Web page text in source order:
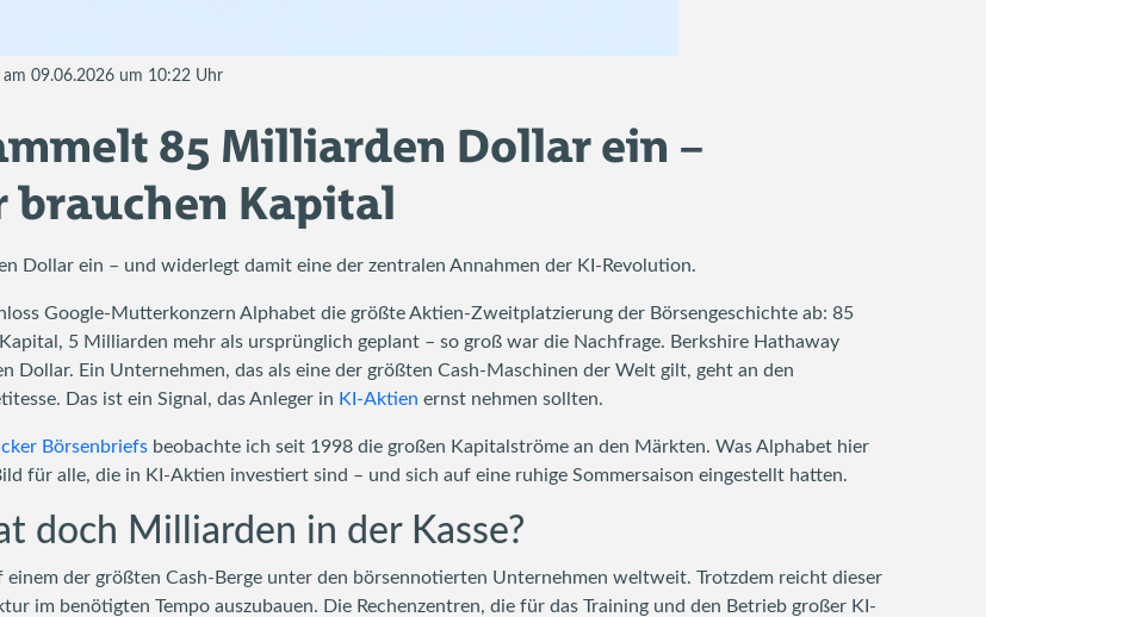
09.06.2026 um 10:22 Uhr
85 Milliarden Dollar ein –
brauchen Kapital
Dollar ein – und widerlegt damit eine der zentralen Annahmen der KI-Revolution.
Google-Mutterkonzern Alphabet die größte Aktien-Zweitplatzierung der Börsengeschichte ab: 85
5 Milliarden mehr als ursprünglich geplant – so groß war die Nachfrage. Berkshire Hathaway
Dollar. Ein Unternehmen, das als eine der größten Cash-Maschinen der Welt gilt, geht an den
Das ist ein Signal, das Anleger in KI-Aktien ernst nehmen sollten.
Börsenbriefs beobachte ich seit 1998 die großen Kapitalströme an den Märkten. Was Alphabet hier
für alle, die in KI-Aktien investiert sind – und sich auf eine ruhige Sommersaison eingestellt hatten.
doch Milliarden in der Kasse?
der größten Cash-Berge unter den börsennotierten Unternehmen weltweit. Trotzdem reicht dieser
im benötigten Tempo auszubauen. Die Rechenzentren, die für das Training und den Betrieb großer KI-